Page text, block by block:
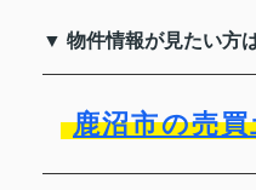
▼ 物件情報が見たい方
鹿沼市の売